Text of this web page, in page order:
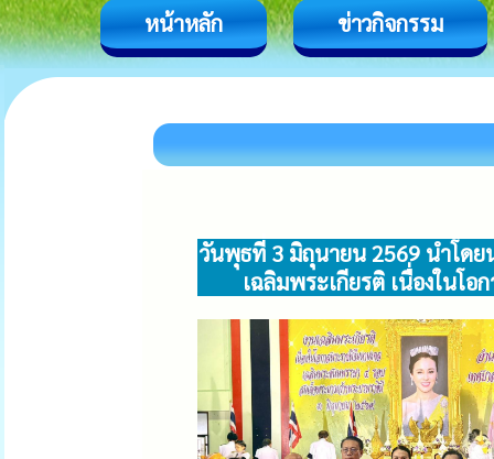
หน้าหลัก ข่าวกิจกรรม
วันพุธที่ 3 มิถุนายน 2569 นำโดย
เฉลิมพระเกียรติ เนื่องในโ